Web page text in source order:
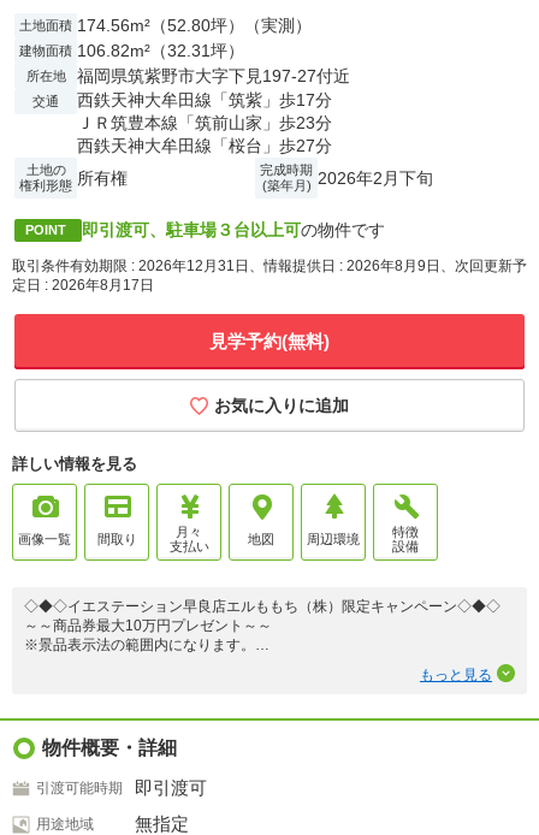
土地面積 174.56m²（52.80坪）（実測）
建物面積 106.82m²（32.31坪）
所在地 福岡県筑紫野市大字下見197-27付近
交通
西鉄天神大牟田線「筑紫」歩17分
ＪＲ筑豊本線「筑前山家」歩23分
西鉄天神大牟田線「桜台」歩27分
土地の
権利形態 所有権
完成時期
(築年月) 2026年2月下旬
POINT 即引渡可、駐車場３台以上可の物件です
取引条件有効期限 : 2026年12月31日、情報提供日 : 2026年8月9日、次回更新予
定日 : 2026年8月17日
見学予約(無料)
お気に入りに追加
詳しい情報を見る
画像一覧 間取り
月々
支払い
地図 周辺環境
特徴
設備
◇◆◇イエステーション早良店エルももち（株）限定キャンペーン◇◆◇
～～商品券最大10万円プレゼント～～
※景品表示法の範囲内になります。
※2026年8月末までのお問合せ、2026年9月末までにご成約でプレゼント♪
詳しくは担当スタッフまでお問い合わせ下さい！
◆◇◆住宅ローンアドバイザーによる住宅ローン相談◆◇◆
・購入の際の必要な諸費用は？
物件価格以外に係るその他の費用等の内容を項目別にお話致します。
もっと見る
物件概要・詳細
引渡可能時期 即引渡可
用途地域 無指定